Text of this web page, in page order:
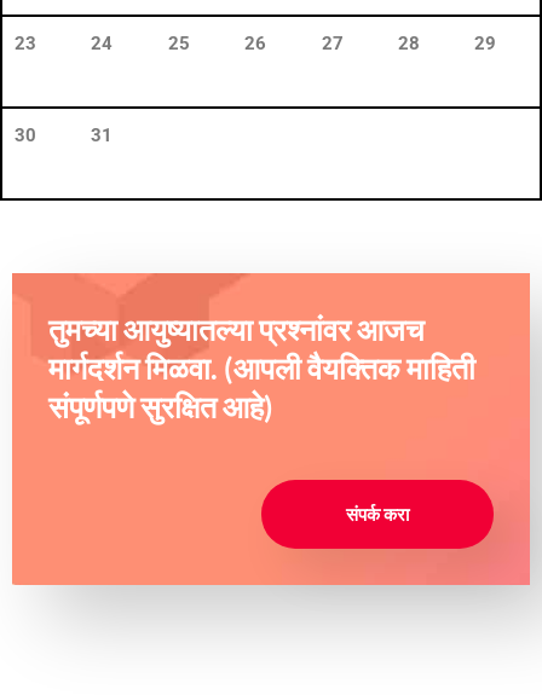
23 24 25 26 27 28 29
30 31
तुमच्या आयुष्यातल्या प्रश्नांवर आजच
मार्गदर्शन मिळवा. (आपली वैयक्तिक माहिती
संपूर्णपणे सुरक्षित आहे)
संपर्क करा